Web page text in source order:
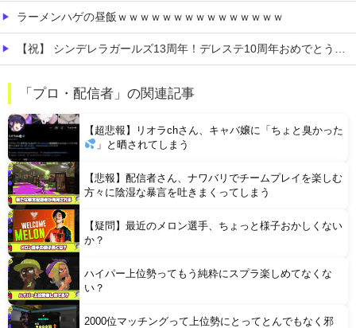
ラーメンハゲの昼飯ｗｗｗｗｗｗｗｗｗｗｗｗｗｗｗ
【祝】 シンデレラガールズ13周年！デレステ10周年おめでとう！ガチャ更新SSR八神マキノ・イベントSRイヴ、SR望月聖！
彼氏にバレるかもしれない背徳感
Powered by livedoor 相互RSS
「プロ・配信者」の関連記事
【超悲報】リオラchさん、キャバ嬢に「ちょと臭かった
」と晒されてしまう
【悲報】配信者さん、ナワバリでチームプレイを楽しむ
方々に陰湿な暴言を吐きまくってしまう
【疑問】最近のメロン選手、ちょっと様子おかしくない
か？
ハイパー上位勢ってもう純粋にスプラ楽しめてなくな
い？
2000位マッチングって上位勢にとってとんでもなく邪